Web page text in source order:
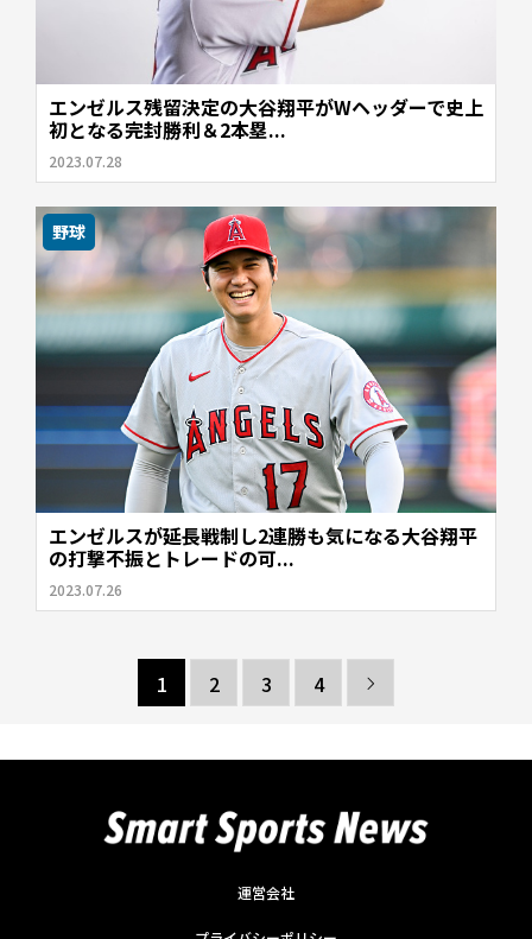
エンゼルス残留決定の大谷翔平がWヘッダーで史上
初となる完封勝利＆2本塁...
2023.07.28
野球
エンゼルスが延長戦制し2連勝も気になる大谷翔平
の打撃不振とトレードの可...
2023.07.26
1 2 3 4 
運営会社